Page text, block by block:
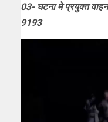
03- घटना मे प्रयुक्त
9193